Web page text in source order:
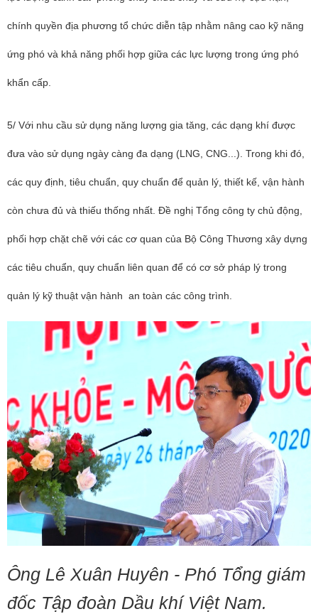
chính quyền địa phương tổ chức diễn tập nhằm nâng cao kỹ năng
ứng phó và khả năng phối hợp giữa các lực lượng trong ứng phó
khẩn cấp.
5/ Với nhu cầu sử dụng năng lượng gia tăng, các dạng khí được
đưa vào sử dụng ngày càng đa dạng (LNG, CNG...). Trong khi đó,
các quy định, tiêu chuẩn, quy chuẩn để quản lý, thiết kế, vận hành
còn chưa đủ và thiếu thống nhất. Đề nghị Tổng công ty chủ động,
phối hợp chặt chẽ với các cơ quan của Bộ Công Thương xây dựng
các tiêu chuẩn, quy chuẩn liên quan để có cơ sở pháp lý trong
quản lý kỹ thuật vận hành an toàn các công trình.
Ông Lê Xuân Huyên - Phó Tổng giám
đốc Tập đoàn Dầu khí Việt Nam.